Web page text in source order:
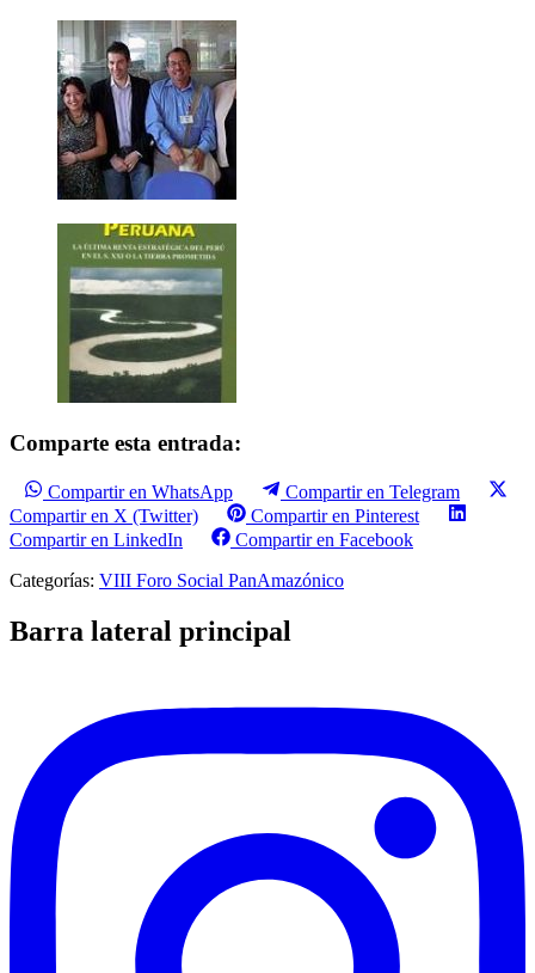
Comparte esta entrada:
Compartir en WhatsApp
Compartir en Telegram
Compartir en X (Twitter)
Compartir en Pinterest
Compartir en LinkedIn
Compartir en Facebook
Categorías: VIII Foro Social PanAmazónico
Barra lateral principal